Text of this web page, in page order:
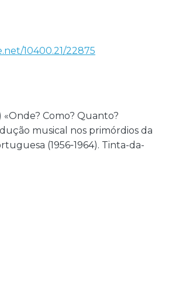
10400.21/22875
«Onde? Como? Quanto?
musical nos primórdios da
(1956‑1964). Tinta-da-